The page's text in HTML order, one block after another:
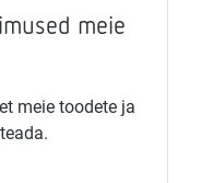
meie
meie toodete ja